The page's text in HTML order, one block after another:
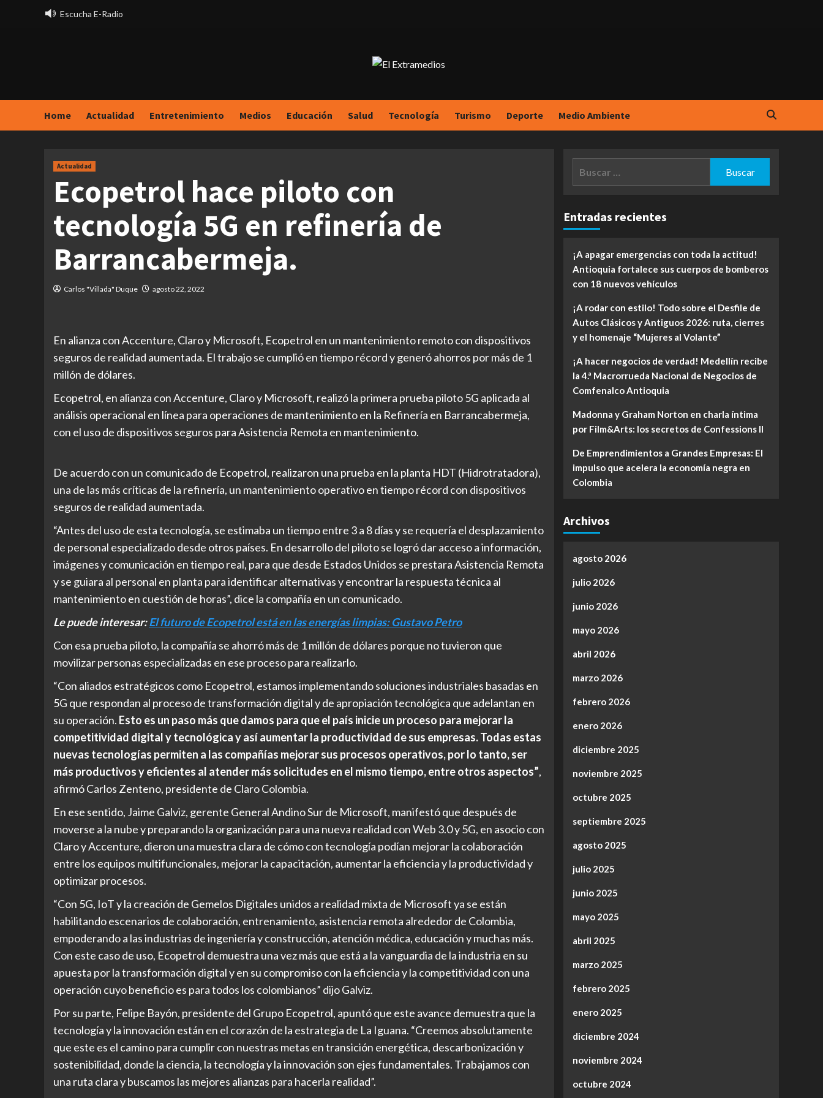
Escucha E-Radio
Home Actualidad Entretenimiento Medios Educación Salud Tecnología Turismo Deporte Medio Ambiente
Actualidad
Ecopetrol hace piloto con
tecnología 5G en refinería de
Barrancabermeja.
Carlos "Villada" Duque agosto 22, 2022
En alianza con Accenture, Claro y Microsoft, Ecopetrol en un mantenimiento remoto con dispositivos
seguros de realidad aumentada. El trabajo se cumplió en tiempo récord y generó ahorros por más de 1
millón de dólares.
Ecopetrol, en alianza con Accenture, Claro y Microsoft, realizó la primera prueba piloto 5G aplicada al
análisis operacional en línea para operaciones de mantenimiento en la Refinería en Barrancabermeja,
con el uso de dispositivos seguros para Asistencia Remota en mantenimiento.
De acuerdo con un comunicado de Ecopetrol, realizaron una prueba en la planta HDT (Hidrotratadora),
una de las más críticas de la refinería, un mantenimiento operativo en tiempo récord con dispositivos
seguros de realidad aumentada.
“Antes del uso de esta tecnología, se estimaba un tiempo entre 3 a 8 días y se requería el desplazamiento
de personal especializado desde otros países. En desarrollo del piloto se logró dar acceso a información,
imágenes y comunicación en tiempo real, para que desde Estados Unidos se prestara Asistencia Remota
y se guiara al personal en planta para identificar alternativas y encontrar la respuesta técnica al
mantenimiento en cuestión de horas”, dice la compañía en un comunicado.
Le puede interesar:El futuro de Ecopetrol está en las energías limpias: Gustavo Petro
Con esa prueba piloto, la compañía se ahorró más de 1 millón de dólares porque no tuvieron que
movilizar personas especializadas en ese proceso para realizarlo.
“Con aliados estratégicos como Ecopetrol, estamos implementando soluciones industriales basadas en
5G que respondan al proceso de transformación digital y de apropiación tecnológica que adelantan en
su operación. Esto es un paso más que damos para que el país inicie un proceso para mejorar la
competitividad digital y tecnológica y así aumentar la productividad de sus empresas. Todas estas
nuevas tecnologías permiten a las compañías mejorar sus procesos operativos, por lo tanto, ser
más productivos y eficientes al atender más solicitudes en el mismo tiempo, entre otros aspectos”,
afirmó Carlos Zenteno, presidente de Claro Colombia.
En ese sentido, Jaime Galviz, gerente General Andino Sur de Microsoft, manifestó que después de
moverse a la nube y preparando la organización para una nueva realidad con Web 3.0 y 5G, en asocio con
Claro y Accenture, dieron una muestra clara de cómo con tecnología podían mejorar la colaboración
entre los equipos multifuncionales, mejorar la capacitación, aumentar la eficiencia y la productividad y
optimizar procesos.
“Con 5G, IoT y la creación de Gemelos Digitales unidos a realidad mixta de Microsoft ya se están
habilitando escenarios de colaboración, entrenamiento, asistencia remota alrededor de Colombia,
empoderando a las industrias de ingeniería y construcción, atención médica, educación y muchas más.
Con este caso de uso, Ecopetrol demuestra una vez más que está a la vanguardia de la industria en su
apuesta por la transformación digital y en su compromiso con la eficiencia y la competitividad con una
operación cuyo beneficio es para todos los colombianos” dijo Galviz.
Por su parte, Felipe Bayón, presidente del Grupo Ecopetrol, apuntó que este avance demuestra que la
tecnología y la innovación están en el corazón de la estrategia de La Iguana. “Creemos absolutamente
que este es el camino para cumplir con nuestras metas en transición energética, descarbonización y
sostenibilidad, donde la ciencia, la tecnología y la innovación son ejes fundamentales. Trabajamos con
una ruta clara y buscamos las mejores alianzas para hacerla realidad”.
Entradas recientes
¡A apagar emergencias con toda la actitud!
Antioquia fortalece sus cuerpos de bomberos
con 18 nuevos vehículos
¡A rodar con estilo! Todo sobre el Desfile de
Autos Clásicos y Antiguos 2026: ruta, cierres
y el homenaje “Mujeres al Volante”
¡A hacer negocios de verdad! Medellín recibe
la 4.ª Macrorrueda Nacional de Negocios de
Comfenalco Antioquia
Madonna y Graham Norton en charla íntima
por Film&Arts: los secretos de Confessions II
De Emprendimientos a Grandes Empresas: El
impulso que acelera la economía negra en
Colombia
Archivos
agosto 2026
julio 2026
junio 2026
mayo 2026
abril 2026
marzo 2026
febrero 2026
enero 2026
diciembre 2025
noviembre 2025
octubre 2025
septiembre 2025
agosto 2025
julio 2025
junio 2025
mayo 2025
abril 2025
marzo 2025
febrero 2025
enero 2025
diciembre 2024
noviembre 2024
octubre 2024